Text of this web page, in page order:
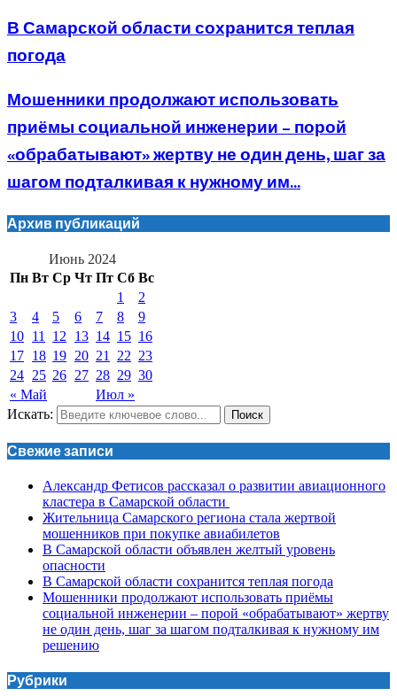
В Самарской области сохранится теплая
погода
Мошенники продолжают использовать
приёмы социальной инженерии – порой
«обрабатывают» жертву не один день, шаг за
шагом подталкивая к нужному им...
Архив публикаций
Июнь 2024
Пн Вт Ср Чт Пт Сб Вс
« Май Июл »
1
2
3
4 5 6 7 8
9
10 11 12 13 14 15 16
17 18 19 20 21 22 23
24 25 26 27 28 29 30
Искать: Поиск
Свежие записи
Александр Фетисов рассказал о развитии авиационного
кластера в Самарской области
Жительница Самарского региона стала жертвой
мошенников при покупке авиабилетов
В Самарской области объявлен желтый уровень
опасности
В Самарской области сохранится теплая погода
Мошенники продолжают использовать приёмы
социальной инженерии – порой «обрабатывают» жертву
не один день, шаг за шагом подталкивая к нужному им
решению
Рубрики